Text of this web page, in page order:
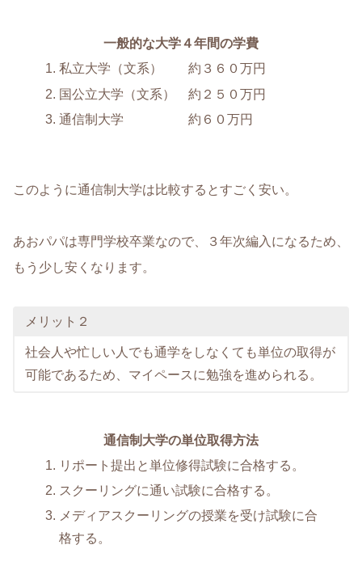
一般的な大学４年間の学費
私立大学（文系） 約３６０万円
国公立大学（文系） 約２５０万円
通信制大学 約６０万円
このように通信制大学は比較するとすごく安い。
あおパパは専門学校卒業なので、３年次編入になるため、
もう少し安くなります。
メリット２
社会人や忙しい人でも通学をしなくても単位の取得が
可能であるため、マイペースに勉強を進められる。
通信制大学の単位取得方法
リポート提出と単位修得試験に合格する。
スクーリングに通い試験に合格する。
メディアスクーリングの授業を受け試験に合
格する。